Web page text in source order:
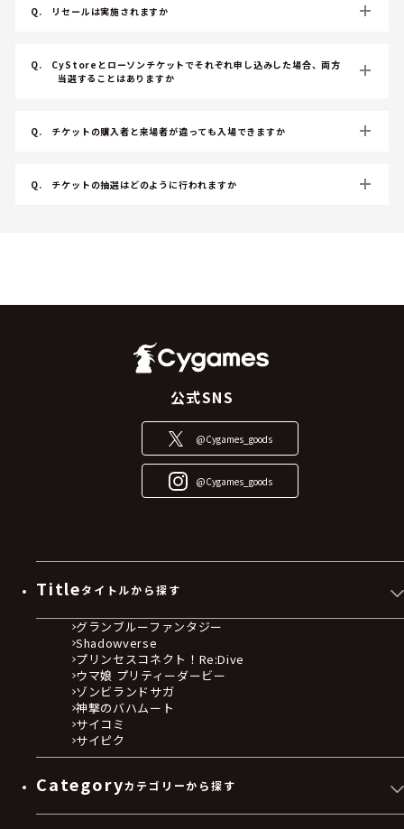
Q. リセールは実施されますか
Q.
CyStoreとローソンチケットでそれぞれ申し込みした場合、両方
当選することはありますか
Q. チケットの購入者と来場者が違っても入場できますか
Q. チケットの抽選はどのように行われますか
公式SNS
@Cygames_goods
@Cygames_goods
Titleタイトルから探す
グランブルーファンタジー
Shadowverse
プリンセスコネクト！Re:Dive
ウマ娘 プリティーダービー
ゾンビランドサガ
神撃のバハムート
サイコミ
サイピク
Categoryカテゴリーから探す